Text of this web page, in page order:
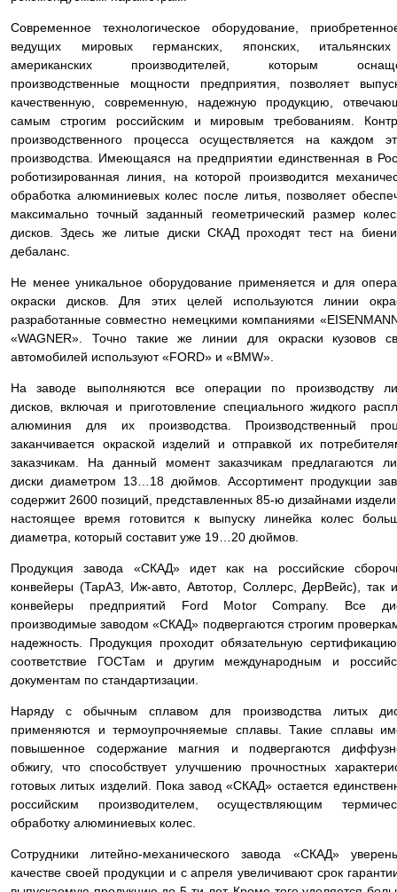
Современное технологическое оборудование,
ведущих мировых германских, японских,
американских производителей, которым
производственные мощности предприятия, позволяет
качественную, современную, надежную продукцию,
самым строгим российским и мировым требованиям.
производственного процесса осуществляется на каждом
производства. Имеющаяся на предприятии единственная в
роботизированная линия, на которой производится
обработка алюминиевых колес после литья, позволяет
максимально точный заданный геометрический размер
дисков. Здесь же литые диски СКАД проходят тест на
дебаланс.
Не менее уникальное оборудование применяется и для
окраски дисков. Для этих целей используются линии
разработанные совместно немецкими компаниями
«WAGNER». Точно такие же линии для окраски кузовов
автомобилей используют «FORD» и «BMW».
На заводе выполняются все операции по производству
дисков, включая и приготовление специального жидкого
алюминия для их производства. Производственный
заканчивается окраской изделий и отправкой их
заказчикам. На данный момент заказчикам предлагаются
диски диаметром 13…18 дюймов. Ассортимент продукции
содержит 2600 позиций, представленных 85-ю дизайнами
настоящее время готовится к выпуску линейка колес
диаметра, который составит уже 19…20 дюймов.
Продукция завода «СКАД» идет как на российские
конвейеры (ТарАЗ, Иж-авто, Автотор, Соллерс, ДерВейс), так
конвейеры предприятий Ford Motor Company. Все
производимые заводом «СКАД» подвергаются строгим
надежность. Продукция проходит обязательную
соответствие ГОСТам и другим международным и
документам по стандартизации.
Наряду с обычным сплавом для производства литых
применяются и термоупрочняемые сплавы. Такие сплавы
повышенное содержание магния и подвергаются
обжигу, что способствует улучшению прочностных
готовых литых изделий. Пока завод «СКАД» остается
российским производителем, осуществляющим
обработку алюминиевых колес.
Сотрудники литейно-механического завода «СКАД»
качестве своей продукции и с апреля увеличивают срок